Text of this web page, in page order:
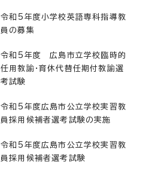
令和5年度小学校英語専科指導教
員の募集
令和5年度 広島市立学校臨時的
任用教諭・育休代替任期付教諭選
考試験
令和5年度広島市公立学校実習教
員採用候補者選考試験の実施
令和5年度広島市公立学校実習教
員採用候補者選考試験